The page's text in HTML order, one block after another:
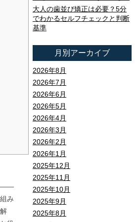
——
み
大人の歯並び矯正は必要？5分
でわかるセルフチェックと判断
基準
月別アーカイブ
2026年8月
2026年7月
2026年6月
2026年5月
2026年4月
2026年3月
2026年2月
2026年1月
2025年12月
2025年11月
2025年10月
2025年9月
2025年8月